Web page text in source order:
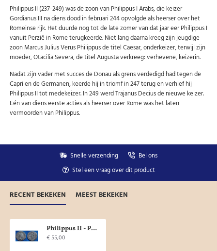
Philippus II (237-249) was de zoon van Philippus I Arabs, die keizer
Gordianus III na diens dood in februari 244 opvolgde als heerser over het
Romeinse rijk. Het duurde nog tot de late zomer van dat jaar eer Philippus I
vanuit Perzië in Rome terugkeerde. Niet lang daarna kreeg zijn jeugdige
zoon Marcus Julius Verus Philippus de titel Caesar, onderkeizer, terwijl zijn
moeder, Otacilia Severa, de titel Augusta verkreeg: verhevene, keizerin.
Nadat zijn vader met succes de Donau als grens verdedigd had tegen de
Capri en de Germanen, keerde hij in triomf in 247 terug en verhief hij
Philippus II tot medekeizer. In 249 werd Trajanus Decius de nieuwe keizer.
Eén van diens eerste acties als heerser over Rome was het laten
vermoorden van Philippus.
Snelle verzending
Bel ons
Stel een vraag over dit product
RECENT BEKEKEN MEEST BEKEKEN
Philippus II - PRINCIPI IVVENT mooi! (904)
€ 55,00